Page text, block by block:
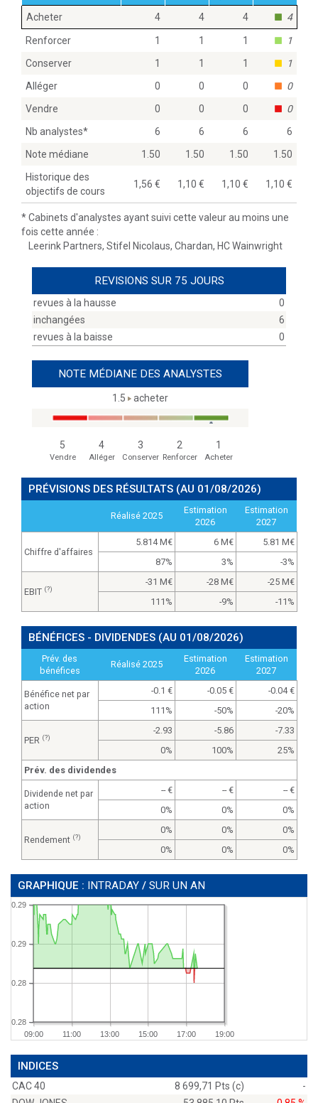
Acheter 4 4 4 4
Renforcer 1 1 1
1
Conserver
1 1 1
1
Alléger
0 0 0
0
Vendre
0 0 0
0
Nb analystes* 6 6 6
6
Note médiane
1.50 1.50 1.50
1.50
Historique des
objectifs de cours
1,56 1,10 1,10 1,10
*Cabinets d'analystes ayant suivi cette valeur au moins une
fois cette année :
Leerink Partners, Stifel Nicolaus, Chardan, HC Wainwright
REVISIONS SUR 75 JOURS
revues à la hausse
0
inchangées
6
revues à la baisse
0
NOTE MÉDIANE DES ANALYSTES
1.5 acheter
5 4 3 2 1
Vendre Alléger Conserver Renforcer Acheter
PRÉVISIONS DES RÉSULTATS (AU 01/08/2026)
Réalisé 2025
Estimation
2026
Estimation
2027
Chiffre d'affaires
5.814 M 6 M
5.81 M
87%
3% -3%
EBIT (?)
-31 M -28 M
-25 M
111%
-9% -11%
BÉNÉFICES - DIVIDENDES (AU 01/08/2026)
Prév. des
bénéfices
Réalisé 2025
Estimation
2026
Estimation
2027
Bénéfice net par
action
-0.1 -0.05
-0.04
111%
-50% -20%
PER (?)
-2.93 -5.86
-7.33
0%
100%
25%
Prév. des dividendes
Dividende net par
action
-- --
--
0%
0% 0%
Rendement (?)
0% 0%
0%
0%
0% 0%
GRAPHIQUE : INTRADAY / SUR UN AN
09:00 11:00 13:00 15:00 17:00 19:00
0.28
0.28
0.29
0.29
INDICES
CAC 40 8 699,71 Pts (c)
-